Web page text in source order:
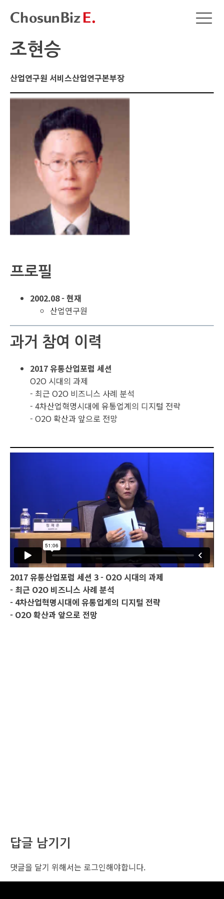
조현승
산업연구원 서비스산업연구본부장
프로필
2002.08 - 현재
산업연구원
과거 참여 이력
2017 유통산업포럼 세션
O2O 시대의 과제
- 최근 O2O 비즈니스 사례 분석
- 4차산업혁명시대에 유통업계의 디지털 전략
- O2O 확산과 앞으로 전망
2017 유통산업포럼 세션 3 - O2O 시대의 과제
- 최근 O2O 비즈니스 사례 분석
- 4차산업혁명시대에 유통업계의 디지털 전략
- O2O 확산과 앞으로 전망
답글 남기기
댓글을 달기 위해서는 로그인해야합니다.